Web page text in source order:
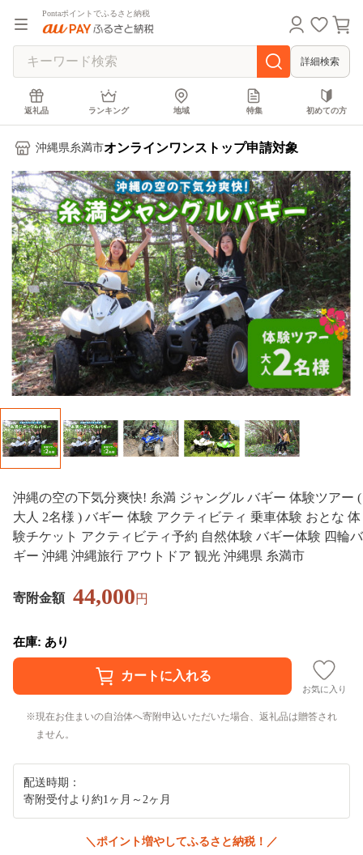
Pontaポイントでふるさと納税
詳細検索
返礼品 ランキング 地域 特集 初めての方
沖縄県糸満市オンラインワンストップ申請対象
沖縄の空の下気分爽快! 糸満 ジャングル バギー 体験ツアー (
大人 2名様 ) バギー 体験 アクティビティ 乗車体験 おとな 体
験チケット アクティビティ予約 自然体験 バギー体験 四輪バ
ギー 沖縄 沖縄旅行 アウトドア 観光 沖縄県 糸満市
寄附金額 44,000円
在庫: あり
お気に入り
現在お住まいの自治体へ寄附申込いただいた場合、返礼品は贈答され
ません。
配送時期：
寄附受付より約1ヶ月～2ヶ月
＼ポイント増やしてふるさと納税！／